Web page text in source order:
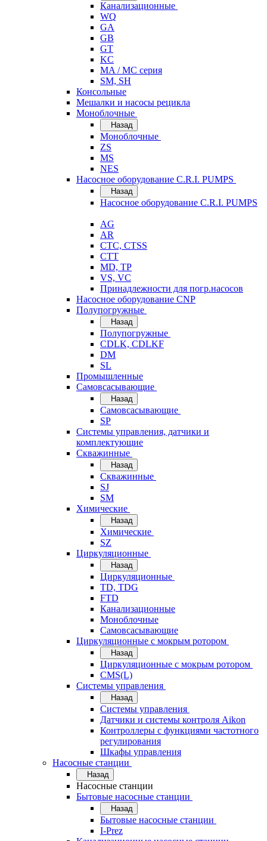
Канализационные
WQ
GA
GB
GT
KC
MA / MC серия
SM, SH
Консольные
Мешалки и насосы рецикла
Моноблочные
Назад
Моноблочные
ZS
MS
NES
Насосное оборудование C.R.I. PUMPS
Назад
Насосное оборудование C.R.I. PUMPS
AG
AR
CTC, CTSS
CTT
MD, TP
VS, VC
Принадлежности для погр.насосов
Насосное оборудование CNP
Полупогружные
Назад
Полупогружные
CDLK, CDLKF
DM
SL
Промышленные
Самовсасывающие
Назад
Самовсасывающие
SP
Системы управления, датчики и
комплектующие
Скважинные
Назад
Скважинные
SJ
SM
Химические
Назад
Химические
SZ
Циркуляционные
Назад
Циркуляционные
TD, TDG
FTD
Канализационные
Моноблочные
Самовсасывающие
Циркуляционные с мокрым ротором
Назад
Циркуляционные с мокрым ротором
CMS(L)
Системы управления
Назад
Системы управления
Датчики и системы контроля Aikon
Контроллеры с функциями частотного
регулирования
Шкафы управления
Насосные станции
Назад
Насосные станции
Бытовые насосные станции
Назад
Бытовые насосные станции
I-Prez